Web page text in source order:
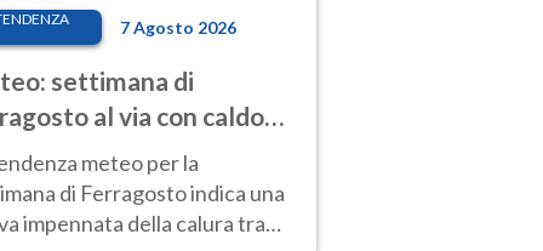
7 Agosto 2026
settimana di
al via con caldo
e qualche temporale
meteo per la
di Ferragosto indica una
impennata della calura tra